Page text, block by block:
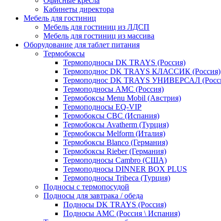
Кабинеты директора
Мебель для гостиниц
Мебель для гостиниц из ЛДСП
Мебель для гостиниц из массива
Оборудование для таблет питания
Термобоксы
Термоподносы DK TRAYS (Россия)
Термоподнос DK TRAYS КЛАССИК (Россия)
Термоподнос DK TRAYS УНИВЕРСАЛ
Термоподносы AMC (Россия)
Термобоксы Menu Mobil (Австрия)
Термоподносы EQ-VIP
Термобоксы CBC (Испания)
Термобоксы Avatherm (Турция)
Термобоксы Melform (Италия)
Термобоксы Blanco (Германия)
Термобоксы Rieber (Германия)
Термоподносы Cambro (США)
Термоподносы DINNER BOX PLUS
Термоподносы Tribeca (Турция)
Подносы с термопосудой
Подносы для завтрака / обеда
Подносы DK TRAYS (Россия)
Подносы AMC (Россия \ Испания)